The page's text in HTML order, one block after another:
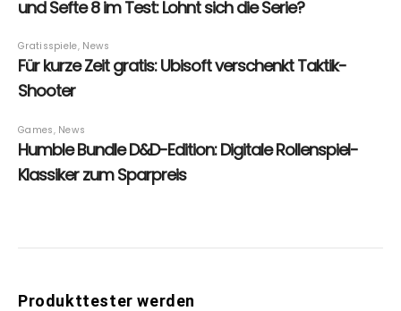
Produkttester werden